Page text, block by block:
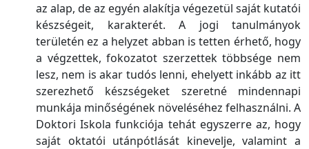
az alap, de az egyén alakítja végezetül saját kutatói
készségeit, karakterét. A jogi tanulmányok
területén ez a helyzet abban is tetten érhető, hogy
a végzettek, fokozatot szerzettek többsége nem
lesz, nem is akar tudós lenni, ehelyett inkább az itt
szerezhető készségeket szeretné mindennapi
munkája minőségének növeléséhez felhasználni. A
Doktori Iskola funkciója tehát egyszerre az, hogy
saját oktatói utánpótlását kinevelje, valamint a